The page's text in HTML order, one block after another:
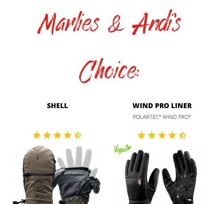
Marlies & Andi's
Choice:
SHELL WIND PRO LINER
POLARTEC®WIND PRO®